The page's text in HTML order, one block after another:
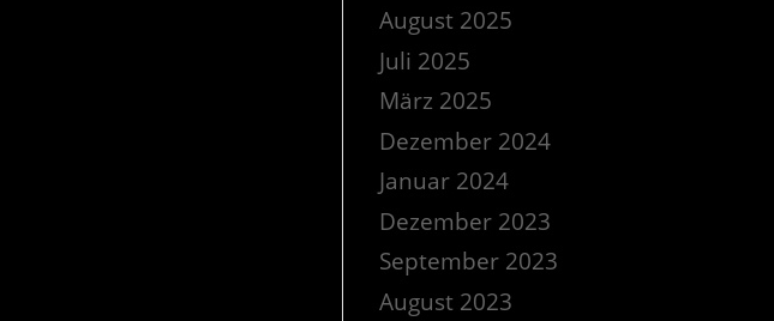
August 2025
Juli 2025
März 2025
Dezember 2024
Januar 2024
Dezember 2023
September 2023
August 2023